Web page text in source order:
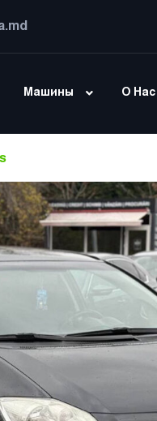
Машины О Нас